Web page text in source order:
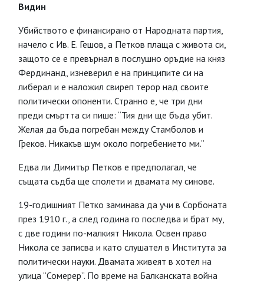
Видин
Убийството е финансирано от Народната партия,
начело с Ив. Е. Гешов, а Петков плаща с живота си,
защото се е превърнал в послушно оръдие на княз
Фердинанд, изневерил е на принципите си на
либерал и е наложил свиреп терор над своите
политически опоненти. Странно е, че три дни
преди смъртта си пише: “Тия дни ще бъда убит.
Желая да бъда погребан между Стамболов и
Греков. Никакъв шум около погребението ми.”
Едва ли Димитър Петков е предполагал, че
същата съдба ще сполети и двамата му синове.
19-годишният Петко заминава да учи в Сорбоната
през 1910 г., а след година го последва и брат му,
с две години по-малкият Никола. Освен право
Никола се записва и като слушател в Института за
политически науки. Двамата живеят в хотел на
улица “Сомерер”. По време на Балканската война